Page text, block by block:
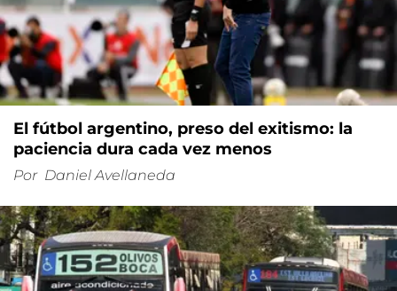
El fútbol argentino, preso del exitismo: la
paciencia dura cada vez menos
Por Daniel Avellaneda